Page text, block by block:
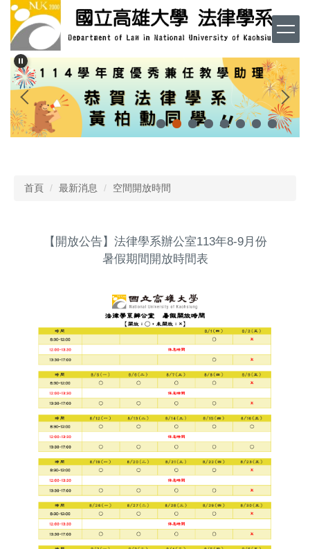
跳
主
要
內
容
首頁 最新消息 空間開放時間
【開放公告】法律學系辦公室113年8-9月份
暑假期間開放時間表